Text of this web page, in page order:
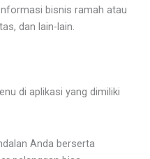
bisnis ramah atau
dan lain-lain.
di aplikasi yang dimiliki
Anda berserta